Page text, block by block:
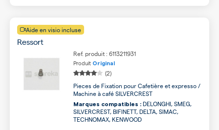
Aide en visio incluse
Ressort
Ref. produit : 6113211931
Produit Original
(2)
Pieces de Fixation pour Cafetière et expresso /
Machine à café SILVERCREST
Marques compatibles : DELONGHI, SMEG,
SILVERCREST, BIFINETT, DELTA, SIMAC,
TECHNOMAX, KENWOOD